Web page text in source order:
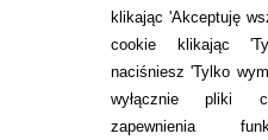
klikając 'Akceptuję
cookie klikając
naciśniesz 'Tylko
wyłącznie pliki
zapewnienia
Zwrot (odstąpienie od
ZMIEŃ USTAWIENIA
KONTAKT